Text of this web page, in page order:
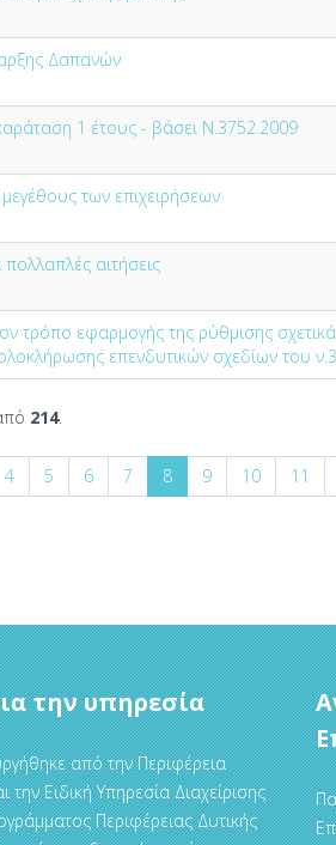
Δαπανών
1 έτους - βάσει Ν.3752.2009
των επιχειρήσεων
πολλαπλές αιτήσεις
τρόπο εφαρμογής της ρύθμισης
επενδυτικών σχεδίων του
214.
4 5 6 7 8 9 10 11
την υπηρεσία
από την Περιφέρεια
την Ειδική Υπηρεσία Διαχείρισης
Περιφέρειας Δυτικής